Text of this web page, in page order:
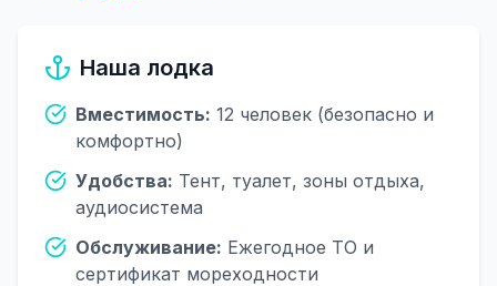
Наша лодка
Вместимость: 12 человек (безопасно и
комфортно)
Удобства: Тент, туалет, зоны отдыха,
аудиосистема
Обслуживание: Ежегодное ТО и
сертификат мореходности